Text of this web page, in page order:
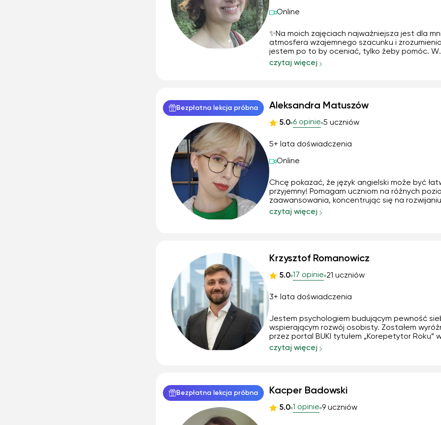
Online
✨Na moich zajęciach najważniejsza jest dla
atmosfera wzajemnego szacunku i
jestem po to by oceniać, tylko żeby pomóc. W
cierpliwy sposób tłumaczę omawiane
czytaj więcej
Bezpłatna lekcja próbna Aleksandra Matuszów
5.0 6 opinie 5 uczniów
5+ lata doświadczenia
Online
Chcę pokazać, że język angielski może być
przyjemny! Pomagam uczniom na różnych
zaawansowania, koncentrując się na
umiejętności językowych w przyjaznej
czytaj więcej
Krzysztof Romanowicz
5.0 17 opinie 21 uczniów
3+ lata doświadczenia
Jestem psychologiem budującym pewność
wspierającym rozwój osobisty. Zostałem
przez portal BUKI tytułem „Korepetytor Roku”
kategorii „Odkrycie Roku”. 10-letnie doświadczenie
Australia, wymiany studenckie we Włoszech i
czytaj więcej
Bezpłatna lekcja próbna Kacper Badowski
5.0 1 opinie 9 uczniów